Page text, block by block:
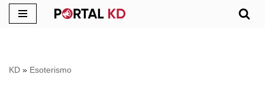
conteúdo
KD » Esoterismo